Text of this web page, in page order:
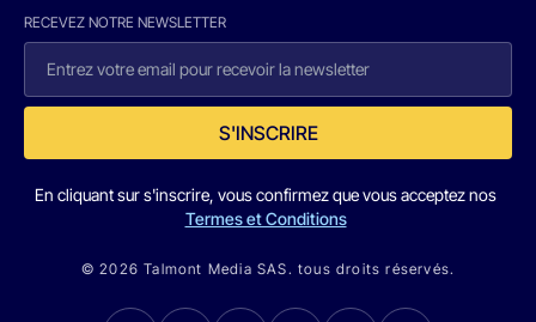
RECEVEZ NOTRE NEWSLETTER
S'INSCRIRE
En cliquant sur s'inscrire, vous confirmez que vous acceptez nos
Termes et Conditions
© 2026 Talmont Media SAS. tous droits réservés.